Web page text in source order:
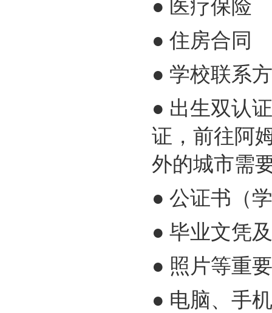
● 医疗保险
● 住房合同
● 学校联系
● 出生双认
证，前往阿
外的城市需
● 公证书（
● 毕业文凭
● 照片等重
● 电脑、手